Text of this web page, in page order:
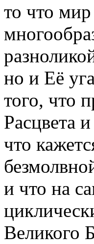
то что
но и Её
того, что
Расцвета
что
и что на
Великого